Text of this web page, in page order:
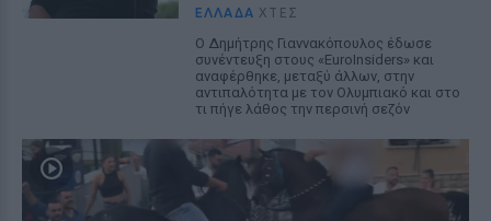
ΕΛΛΆΔΑ ΧΤΕΣ
Ο Δημήτρης Γιαννακόπουλος έδωσε
συνέντευξη στους «EuroInsiders» και
αναφέρθηκε, μεταξύ άλλων, στην
αντιπαλότητα με τον Ολυμπιακό και στο
τι πήγε λάθος την περσινή σεζόν